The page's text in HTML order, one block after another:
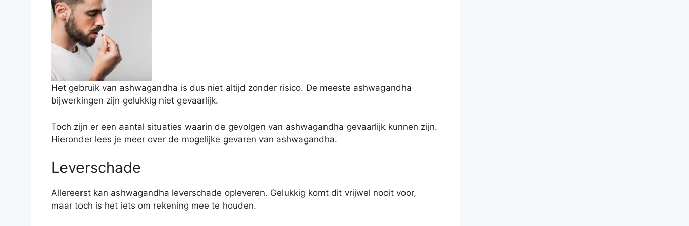
Het gebruik van ashwagandha is dus niet altijd zonder risico. De meeste ashwagandha
bijwerkingen zijn gelukkig niet gevaarlijk.
Toch zijn er een aantal situaties waarin de gevolgen van ashwagandha gevaarlijk kunnen zijn.
Hieronder lees je meer over de mogelijke gevaren van ashwagandha.
Leverschade
Allereerst kan ashwagandha leverschade opleveren. Gelukkig komt dit vrijwel nooit voor,
maar toch is het iets om rekening mee te houden.